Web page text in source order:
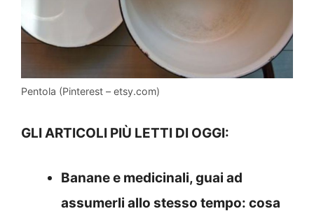
Pentola (Pinterest – etsy.com)
GLI ARTICOLI PIÙ LETTI DI OGGI:
Banane e medicinali, guai ad
assumerli allo stesso tempo: cosa